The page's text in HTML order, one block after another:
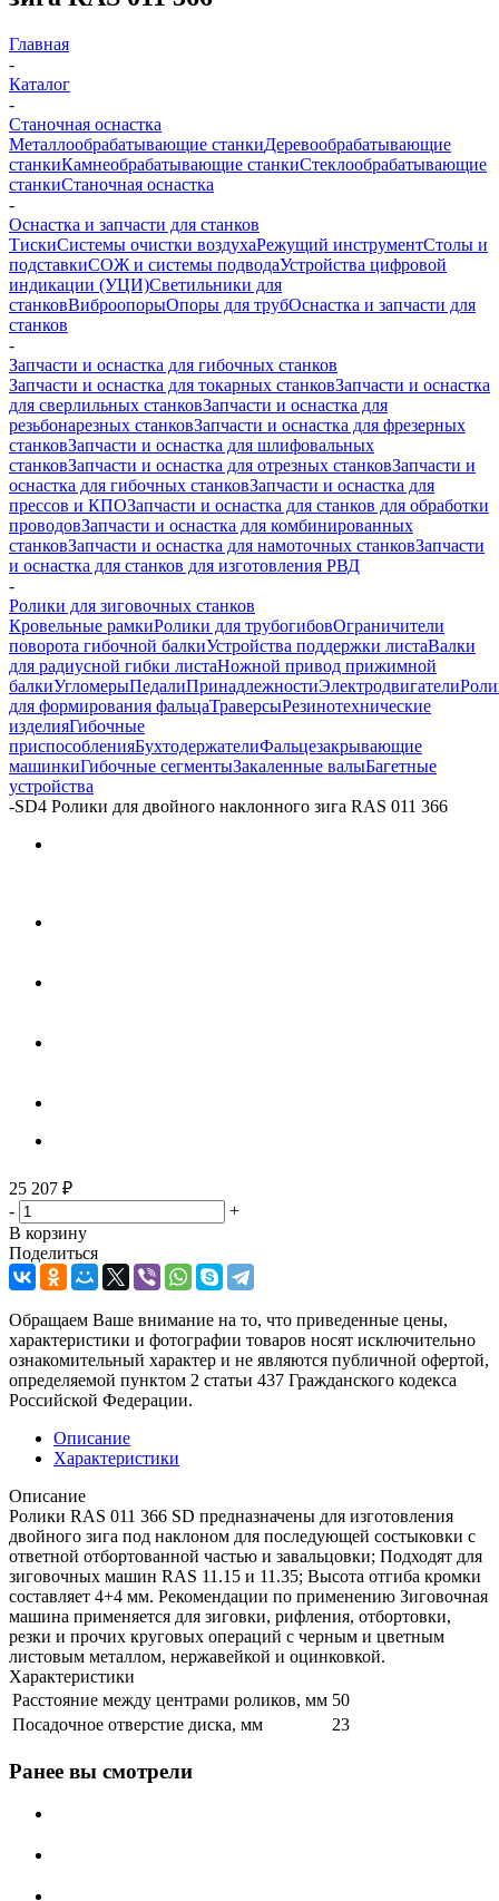
Главная
-
Каталог
-
Станочная оснастка
Металлообрабатывающие станкиДеревообрабатывающие
станкиКамнеобрабатывающие станкиСтеклообрабатывающие
станкиСтаночная оснастка
-
Оснастка и запчасти для станков
ТискиСистемы очистки воздухаРежущий инструментСтолы и
подставкиСОЖ и системы подводаУстройства цифровой
индикации (УЦИ)Светильники для
станковВиброопорыОпоры для трубОснастка и запчасти для
станков
-
Запчасти и оснастка для гибочных станков
Запчасти и оснастка для токарных станковЗапчасти и оснастка
для сверлильных станковЗапчасти и оснастка для
резьбонарезных станковЗапчасти и оснастка для фрезерных
станковЗапчасти и оснастка для шлифовальных
станковЗапчасти и оснастка для отрезных станковЗапчасти и
оснастка для гибочных станковЗапчасти и оснастка для
прессов и КПОЗапчасти и оснастка для станков для обработки
проводовЗапчасти и оснастка для комбинированных
станковЗапчасти и оснастка для намоточных станковЗапчасти
и оснастка для станков для изготовления РВД
-
Ролики для зиговочных станков
Кровельные рамкиРолики для трубогибовОграничители
поворота гибочной балкиУстройства поддержки листаВалки
для радиусной гибки листаНожной привод прижимной
балкиУгломерыПедалиПринадлежностиЭлектродвигатели
для формирования фальцаТраверсыРезинотехнические
изделияГибочные
приспособленияБухтодержателиФальцезакрывающие
машинкиГибочные сегментыЗакаленные валыБагетные
устройства
-SD4 Ролики для двойного наклонного зига RAS 011 366
25 207 ₽
-
+
В корзину
Поделиться
Обращаем Ваше внимание на то, что приведенные цены,
характеристики и фотографии товаров носят исключительно
ознакомительный характер и не являются публичной офертой,
определяемой пунктом 2 статьи 437 Гражданского кодекса
Российской Федерации.
Описание
Характеристики
Описание
Ролики RAS 011 366 SD предназначены для изготовления
двойного зига под наклоном для последующей состыковки с
ответной отбортованной частью и завальцовки; Подходят для
зиговочных машин RAS 11.15 и 11.35; Высота отгиба кромки
составляет 4+4 мм. Рекомендации по применению Зиговочная
машина применяется для зиговки, рифления, отбортовки,
резки и прочих круговых операций с черным и цветным
листовым металлом, нержавейкой и оцинковкой.
Характеристики
Расстояние между центрами роликов, мм 50
Посадочное отверстие диска, мм
23
Ранее вы смотрели